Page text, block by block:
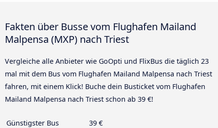
Fakten über Busse vom Flughafen Mailand
Malpensa (MXP) nach Triest
Vergleiche alle Anbieter wie GoOpti und FlixBus die täglich 23
mal mit dem Bus vom Flughafen Mailand Malpensa nach Triest
fahren, mit einem Klick! Buche dein Busticket vom Flughafen
Mailand Malpensa nach Triest schon ab 39 €!
Günstigster Bus
39 €